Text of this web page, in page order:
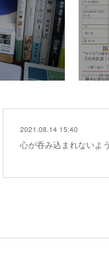
2021.08.14 15:40
心が吞み込まれないよ